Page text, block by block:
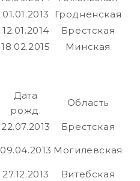
01.01.2013 Гродненская
12.01.2014 Брестская
18.02.2015 Минская
Дата
рожд.
Область
22.07.2013 Брестская
09.04.2013 Могилевская
27.12.2013 Витебская